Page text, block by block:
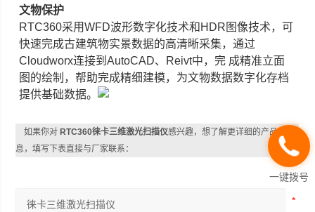
文物保护
RTC360采用WFD波形数字化技术和HDR图像技术，可
快速完成古建筑物实景数据的高清晰采集，通过
Cloudworx连接到AutoCAD、Reivt中，完 成精准立面
图的绘制，帮助完成精细建模，为文物数据数字化存档
提供基础数据。
如果你对RTC360徕卡三维激光扫描仪感兴趣，想了解更详细的产品信
息，填写下表直接与厂家联系：
一键拨号